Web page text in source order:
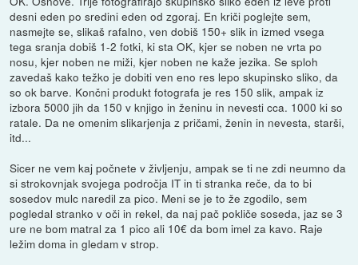
desni eden po sredini eden od zgoraj. En kriči poglejte sem,
nasmejte se, slikaš rafalno, ven dobiš 150+ slik in izmed vsega
tega sranja dobiš 1-2 fotki, ki sta OK, kjer se noben ne vrta po
nosu, kjer noben ne miži, kjer noben ne kaže jezika. Se sploh
zavedaš kako težko je dobiti ven eno res lepo skupinsko sliko, da
so ok barve. Končni produkt fotografa je res 150 slik, ampak iz
izbora 5000 jih da 150 v knjigo in ženinu in nevesti cca. 1000 ki so
ratale. Da ne omenim slikarjenja z pričami, ženin in nevesta, starši,
itd...
Sicer ne vem kaj počnete v življenju, ampak se ti ne zdi neumno da
si strokovnjak svojega področja IT in ti stranka reče, da to bi
sosedov mulc naredil za pico. Meni se je to že zgodilo, sem
pogledal stranko v oči in rekel, da naj pač pokliče soseda, jaz se 3
ure ne bom matral za 1 pico ali 10€ da bom imel za kavo. Raje
ležim doma in gledam v strop.